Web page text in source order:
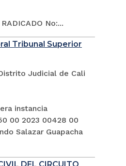
No:...
Tribunal Superior
Judicial de Cali
instancia
00 2023 00428 00
Salazar Guapacha